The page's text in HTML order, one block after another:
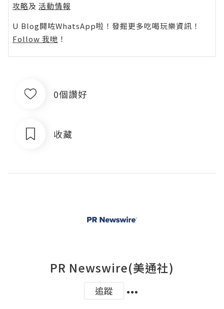
攻略及 活動情報
U Blog開咗WhatsApp啦！發掘更多吃喝玩樂資訊！
Follow 我哋 ！
0個讚好
收藏
PR Newswire(美通社)
追蹤